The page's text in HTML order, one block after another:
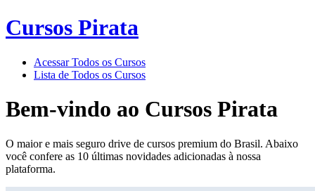
Cursos Pirata
Acessar Todos os Cursos
Lista de Todos os Cursos
Bem-vindo ao Cursos Pirata
O maior e mais seguro drive de cursos premium do Brasil. Abaixo
você confere as 10 últimas novidades adicionadas à nossa
plataforma.